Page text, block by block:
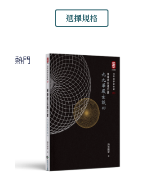
NT$ 360
選擇規格
此
產
多
種
款
式。
可
在
面
熱門